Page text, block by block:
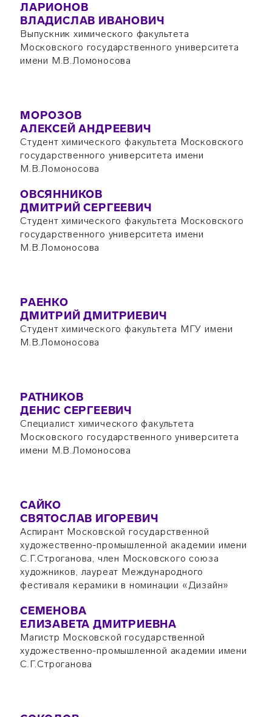
ЛАРИОНОВ
ВЛАДИСЛАВ ИВАНОВИЧ
Выпускник химического факультета
Московского государственного университета
имени М.В.Ломоносова
МОРОЗОВ
АЛЕКСЕЙ АНДРЕЕВИЧ
Студент химического факультета Московского
государственного университета имени
М.В.Ломоносова
ОВСЯННИКОВ
ДМИТРИЙ СЕРГЕЕВИЧ
Студент химического факультета Московского
государственного университета имени
М.В.Ломоносова
РАЕНКО
ДМИТРИЙ ДМИТРИЕВИЧ
Студент химического факультета МГУ имени
М.В.Ломоносова
РАТНИКОВ
ДЕНИС СЕРГЕЕВИЧ
Специалист химического факультета
Московского государственного университета
имени М.В.Ломоносова
САЙКО
СВЯТОСЛАВ ИГОРЕВИЧ
Аспирант Московской государственной
художественно-промышленной академии имени
С.Г.Строганова, член Московского союза
художников, лауреат Международного
фестиваля керамики в номинации «Дизайн»
СЕМЕНОВА
ЕЛИЗАВЕТА ДМИТРИЕВНА
Магистр Московской государственной
художественно-промышленной академии имени
С.Г.Строганова